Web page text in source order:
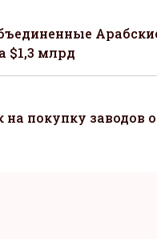
$1,3 млрд
покупку заводов